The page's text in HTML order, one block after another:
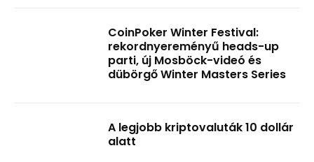
CoinPoker Winter Festival:
rekordnyereményű heads-up
parti, új Mosböck-videó és
dübörgő Winter Masters Series
A legjobb kriptovaluták 10 dollár
alatt